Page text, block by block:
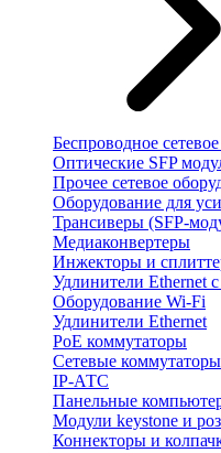
Беспроводное
Оптические SFP
Прочее сетевое
Оборудование для
Трансиверы (SFP-
Медиаконвертеры
Инжекторы и
Удлинители Ethernet
Оборудование Wi-Fi
Удлинители Ethernet
PoE коммутаторы
Сетевые коммутаторы
IP-АТС
Панельные
Модули keystone и
Коннекторы и